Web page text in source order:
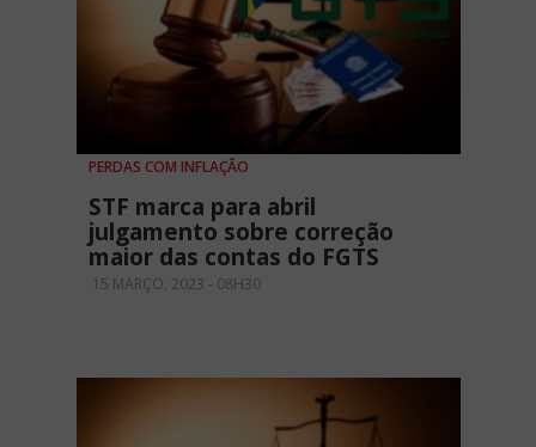
PERDAS COM INFLAÇÃO
STF marca para abril
julgamento sobre correção
maior das contas do FGTS
15 MARÇO, 2023 - 08H30